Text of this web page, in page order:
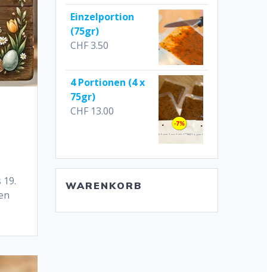
Einzelportion
(75gr)
CHF3.50
4 Portionen (4 x
75gr)
CHF 13.00
WARENKORB